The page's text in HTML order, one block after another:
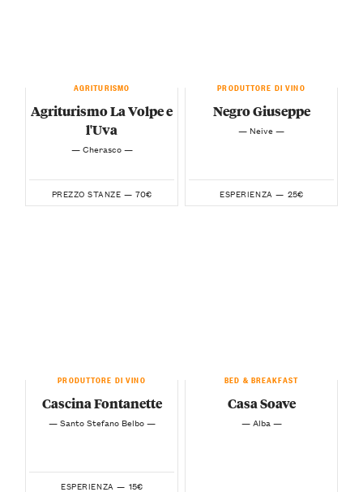
AGRITURISMO
Agriturismo La Volpe e
l'Uva
— Cherasco —
PREZZO STANZE — 70€
PRODUTTORE DI VINO
Negro Giuseppe
— Neive —
ESPERIENZA — 25€
PRODUTTORE DI VINO
Cascina Fontanette
— Santo Stefano Belbo —
ESPERIENZA — 15€
BED & BREAKFAST
Casa Soave
— Alba —